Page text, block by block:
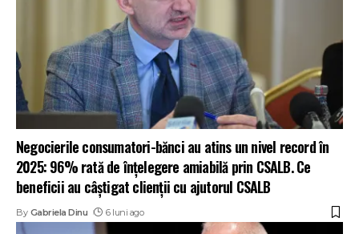
Negocierile consumatori-bănci au atins un nivel record în
2025: 96% rată de înțelegere amiabilă prin CSALB. Ce
beneficii au câștigat clienții cu ajutorul CSALB
By Gabriela Dinu 6 luni ago